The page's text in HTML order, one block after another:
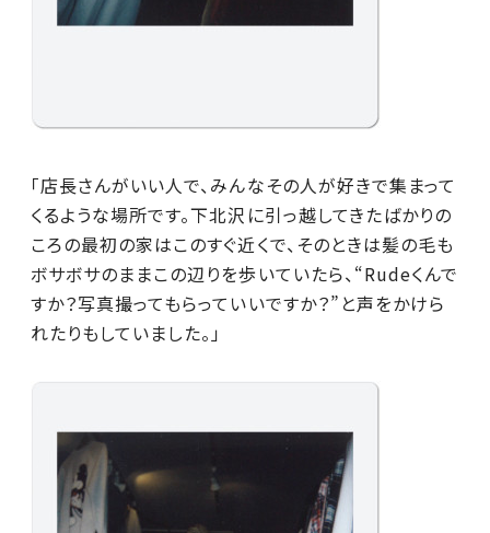
「店長さんがいい人で、みんなその人が好きで集まって
くるような場所です。下北沢に引っ越してきたばかりの
ころの最初の家はこのすぐ近くで、そのときは髪の毛も
ボサボサのままこの辺りを歩いていたら、“Rudeくんで
すか？写真撮ってもらっていいですか？”と声をかけら
れたりもしていました。」